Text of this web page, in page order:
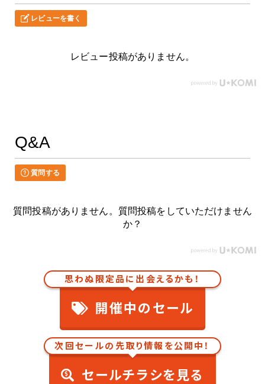
レビューを書く
レビュー投稿がありません。
Q&A
質問する
質問投稿がありません。質問投稿をしていただけません
か？
思わぬ限定品に出会えるかも！
開催中のセール
次回セールの先取り情報を公開中！
セールチラシを見る